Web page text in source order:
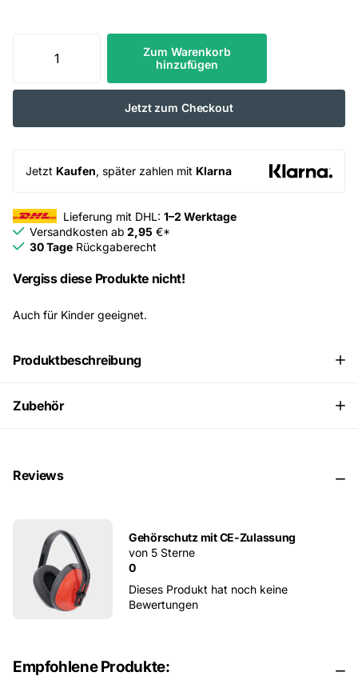
Zum Warenkorb
hinzufügen
Jetzt zum Checkout
Jetzt Kaufen, später zahlen mit Klarna
Lieferung mit DHL: 1–2 Werktage
Versandkosten ab 2,95 €*
30 Tage Rückgaberecht
Vergiss diese Produkte nicht!
Auch für Kinder geeignet.
Produktbeschreibung
Zubehör
Reviews
Gehörschutz mit CE-Zulassung
0
von 5 Sterne
Dieses Produkt hat noch keine
Bewertungen
Empfohlene Produkte: